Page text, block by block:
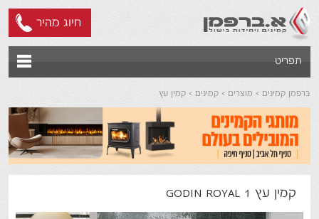
חיוג מהיר
תפריט
ברפמן קמינים מוצרים קמינים קמין עץ
קמין עץ GODIN ROYAL 1